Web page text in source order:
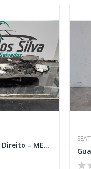
Elevador Frente Direito – MERCEDES-BENZ A-CLASS...
SEAT